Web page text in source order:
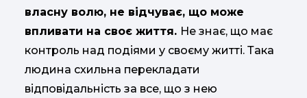
власну волю, не відчуває, що може
впливати на своє життя. Не знає, що має
контроль над подіями у своєму житті. Така
людина схильна перекладати
відповідальність за все, що з нею